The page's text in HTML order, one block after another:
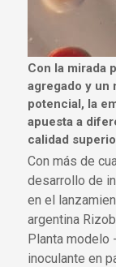
Con la mirada
agregado y un
potencial, la
apuesta a
calidad
Con más de
desarrollo de
en el
argentina
Planta modelo
inoculante en